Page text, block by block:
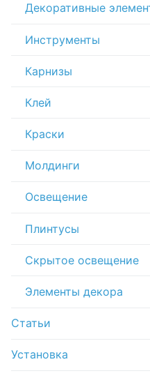
Декоративные
Инструменты
Карнизы
Клей
Краски
Молдинги
Освещение
Плинтусы
Скрытое освещение
Элементы декора
Статьи
Установка